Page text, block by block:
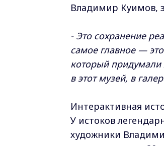
Владимир Куимов,
- Это сохранение
самое главное —
который придумали
в этот музей, в
Интерактивная
У истоков
художники